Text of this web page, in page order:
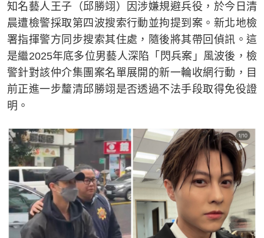
知名藝人王子（邱勝翊）因涉嫌規避兵役，於今日清
晨遭檢警採取第四波搜索行動並拘提到案。新北地檢
署指揮警方同步搜索其住處，隨後將其帶回偵訊。這
是繼2025年底多位男藝人深陷「閃兵案」風波後，檢
警針對該仲介集團案名單展開的新一輪收網行動，目
前正進一步釐清邱勝翊是否透過不法手段取得免役證
明。